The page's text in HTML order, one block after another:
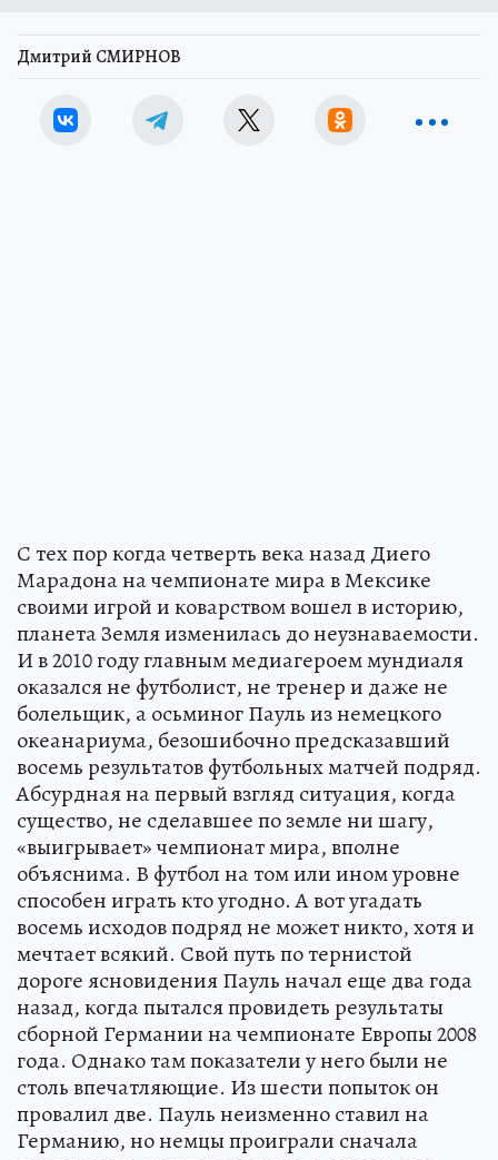
Дмитрий СМИРНОВ
С тех пор когда четверть века назад Диего
Марадона на чемпионате мира в Мексике
своими игрой и коварством вошел в историю,
планета Земля изменилась до неузнаваемости.
И в 2010 году главным медиагероем мундиаля
оказался не футболист, не тренер и даже не
болельщик, а осьминог Пауль из немецкого
океанариума, безошибочно предсказавший
восемь результатов футбольных матчей подряд.
Абсурдная на первый взгляд ситуация, когда
существо, не сделавшее по земле ни шагу,
«выигрывает» чемпионат мира, вполне
объяснима. В футбол на том или ином уровне
способен играть кто угодно. А вот угадать
восемь исходов подряд не может никто, хотя и
мечтает всякий. Свой путь по тернистой
дороге ясновидения Пауль начал еще два года
назад, когда пытался провидеть результаты
сборной Германии на чемпионате Европы 2008
года. Однако там показатели у него были не
столь впечатляющие. Из шести попыток он
провалил две. Пауль неизменно ставил на
Германию, но немцы проиграли сначала